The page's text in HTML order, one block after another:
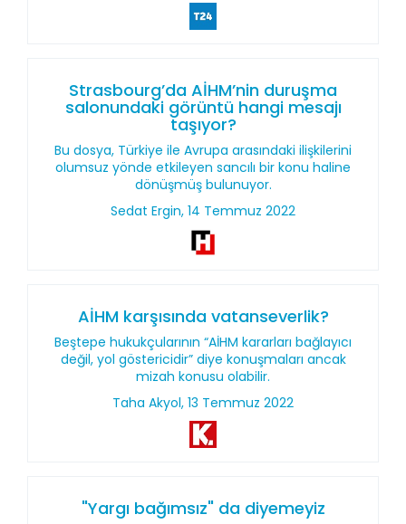
Strasbourg’da AİHM’nin duruşma
salonundaki görüntü hangi mesajı
taşıyor?
Bu dosya, Türkiye ile Avrupa arasındaki ilişkilerini
olumsuz yönde etkileyen sancılı bir konu haline
dönüşmüş bulunuyor.
Sedat Ergin, 14 Temmuz 2022
AİHM karşısında vatanseverlik?
Beştepe hukukçularının “AİHM kararları bağlayıcı
değil, yol göstericidir” diye konuşmaları ancak
mizah konusu olabilir.
Taha Akyol, 13 Temmuz 2022
"Yargı bağımsız" da diyemeyiz